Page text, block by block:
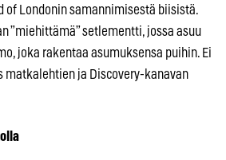
of Londonin samannimisestä biisistä.
”miehittämä” setlementti, jossa asuu
joka rakentaa asumuksensa puihin. Ei
matkalehtien ja Discovery-kanavan